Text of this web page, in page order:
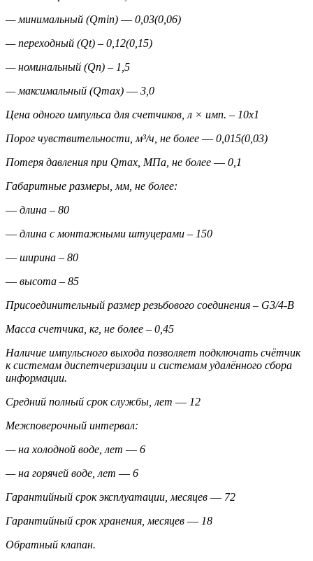
— минимальный (Qmin) ― 0,03(0,06)
— переходный (Qt) – 0,12(0,15)
— номинальный (Qn) – 1,5
— максимальный (Qmax) ― 3,0
Цена одного импульса для счетчиков, л × имп. – 10х1
Порог чувствительности, м³/ч, не более ― 0,015(0,03)
Потеря давления при Qmax, МПа, не более ― 0,1
Габаритные размеры, мм, не более:
― длина – 80
― длина с монтажными штуцерами – 150
― ширина – 80
― высота – 85
Присоединительный размер резьбового соединения – G3/4-B
Масса счетчика, кг, не более – 0,45
Наличие импульсного выхода позволяет подключать счётчик
к системам диспетчеризации и системам удалённого сбора
информации.
Средний полный срок службы, лет ― 12
Межповерочный интервал:
— на холодной воде, лет ― 6
— на горячей воде, лет ― 6
Гарантийный срок эксплуатации, месяцев ― 72
Гарантийный срок хранения, месяцев ― 18
Обратный клапан.